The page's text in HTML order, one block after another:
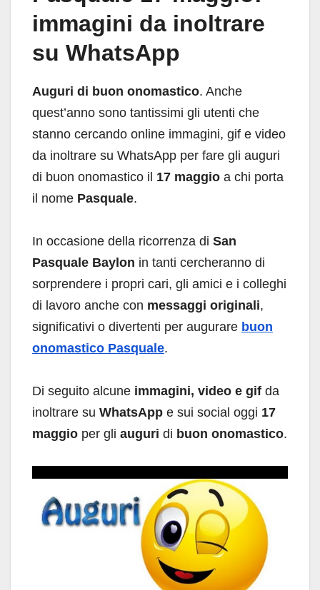
immagini da inoltrare
su WhatsApp
Auguri di buon onomastico. Anche
quest’anno sono tantissimi gli utenti che
stanno cercando online immagini, gif e video
da inoltrare su WhatsApp per fare gli auguri
di buon onomastico il 17 maggio a chi porta
il nome Pasquale.
In occasione della ricorrenza di San
Pasquale Baylon in tanti cercheranno di
sorprendere i propri cari, gli amici e i colleghi
di lavoro anche con messaggi originali,
significativi o divertenti per augurare buon
onomastico Pasquale.
Di seguito alcune immagini, video e gif da
inoltrare su WhatsApp e sui social oggi 17
maggio per gli auguri di buon onomastico.